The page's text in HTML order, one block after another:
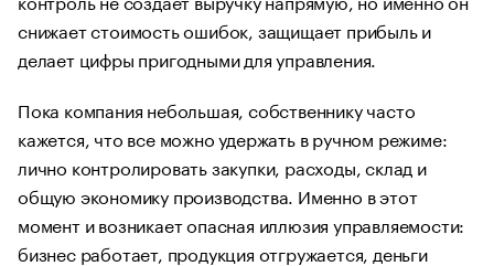
снижает стоимость ошибок, защищает прибыль и
делает цифры пригодными для управления.
Пока компания небольшая, собственнику часто
кажется, что все можно удержать в ручном режиме:
лично контролировать закупки, расходы, склад и
общую экономику производства. Именно в этот
момент и возникает опасная иллюзия управляемости:
бизнес работает, продукция отгружается, деньги